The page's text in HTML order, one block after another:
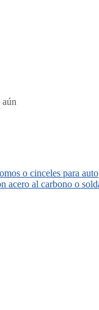
o cinceles para
acero al carbono o